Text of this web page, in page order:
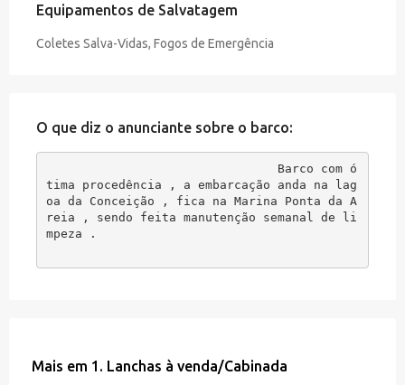
Equipamentos de Salvatagem
Coletes Salva-Vidas, Fogos de Emergência
O que diz o anunciante sobre o barco:
Barco com ó
tima procedência , a embarcação anda na lag
oa da Conceição , fica na Marina Ponta da A
reia , sendo feita manutenção semanal de li
mpeza .
Mais em 1. Lanchas à venda/Cabinada